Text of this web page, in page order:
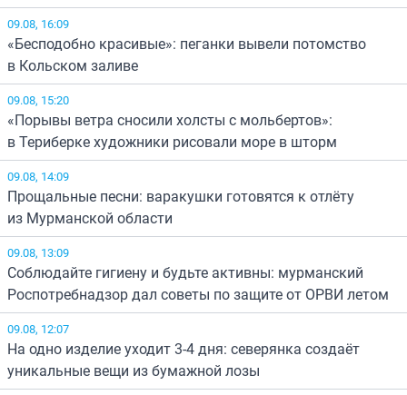
09.08, 16:09
«Бесподобно красивые»: пеганки вывели потомство
в Кольском заливе
09.08, 15:20
«Порывы ветра сносили холсты с мольбертов»:
в Териберке художники рисовали море в шторм
09.08, 14:09
Прощальные песни: варакушки готовятся к отлёту
из Мурманской области
09.08, 13:09
Соблюдайте гигиену и будьте активны: мурманский
Роспотребнадзор дал советы по защите от ОРВИ летом
09.08, 12:07
На одно изделие уходит 3-4 дня: северянка создаёт
уникальные вещи из бумажной лозы